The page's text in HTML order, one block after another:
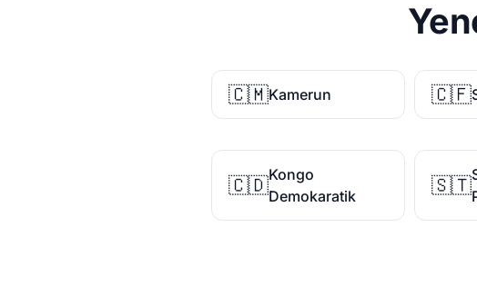
🇨🇲Kamerun 🇨🇫
🇨🇩Kongo
Demokaratik
🇸🇹